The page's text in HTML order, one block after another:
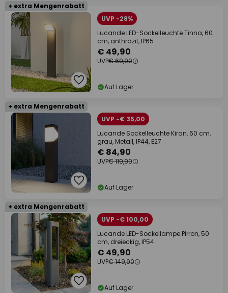
+ extra Mengenrabatt
UVP -28%
Lucande LED-Sockelleuchte Tinna, 60
cm, anthrazit, IP65
€ 49,90
UVP€ 69,90
Auf Lager
+ extra Mengenrabatt
UVP -€ 35,00
Lucande Sockelleuchte Kiran, 60 cm,
grau, Metall, IP44, E27
€ 84,90
UVP€ 119,90
Auf Lager
+ extra Mengenrabatt
UVP -€ 100,00
Lucande LED-Sockellampe Pirron, 50
cm, dreieckig, IP54
€ 49,90
UVP€ 149,90
Auf Lager